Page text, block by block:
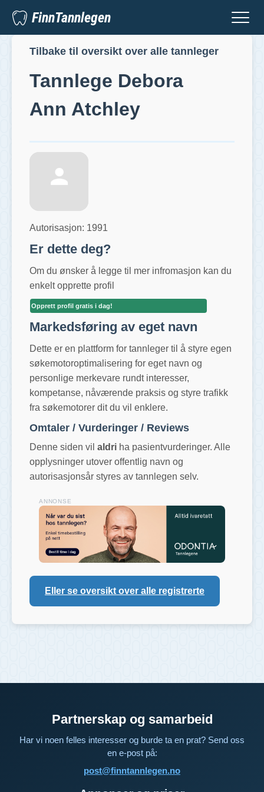
FinnTannlegen
Tilbake til oversikt over alle tannleger
Tannlege Debora
Ann Atchley
Autorisasjon: 1991
Er dette deg?
Om du ønsker å legge til mer infromasjon kan du
enkelt opprette profil
Opprett profil gratis i dag!
Markedsføring av eget navn
Dette er en plattform for tannleger til å styre egen
søkemotoroptimalisering for eget navn og
personlige merkevare rundt interesser,
kompetanse, nåværende praksis og styre trafikk
fra søkemotorer dit du vil enklere.
Omtaler / Vurderinger / Reviews
Denne siden vil aldri ha pasientvurderinger. Alle
opplysninger utover offentlig navn og
autorisasjonsår styres av tannlegen selv.
ANNONSE
Eller se oversikt over alle registrerte
Partnerskap og samarbeid
Har vi noen felles interesser og burde ta en prat? Send oss
en e-post på:
post@finntannlegen.no